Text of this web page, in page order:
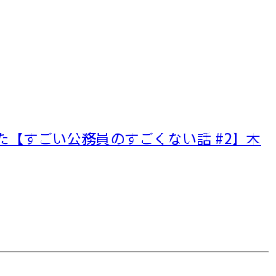
【すごい公務員のすごくない話 #2】木